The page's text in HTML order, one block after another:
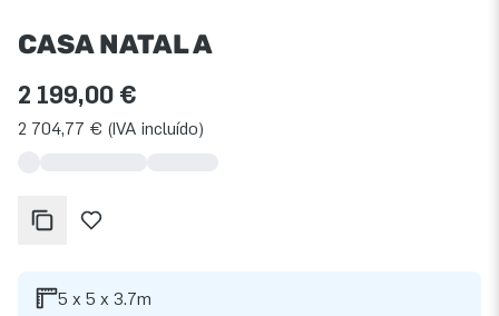
CASA NATAL A
2 199,00 €
2 704,77 € (IVA incluído)
5 x 5 x 3.7m